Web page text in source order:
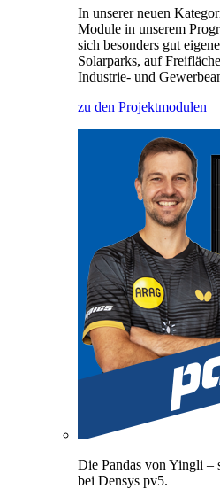
In unserer neuen
Module in unserem
sich besonders gut
Solarparks, auf
Industrie- und
zu den Projektmodulen
Die Pandas von Yingli
bei Densys pv5.